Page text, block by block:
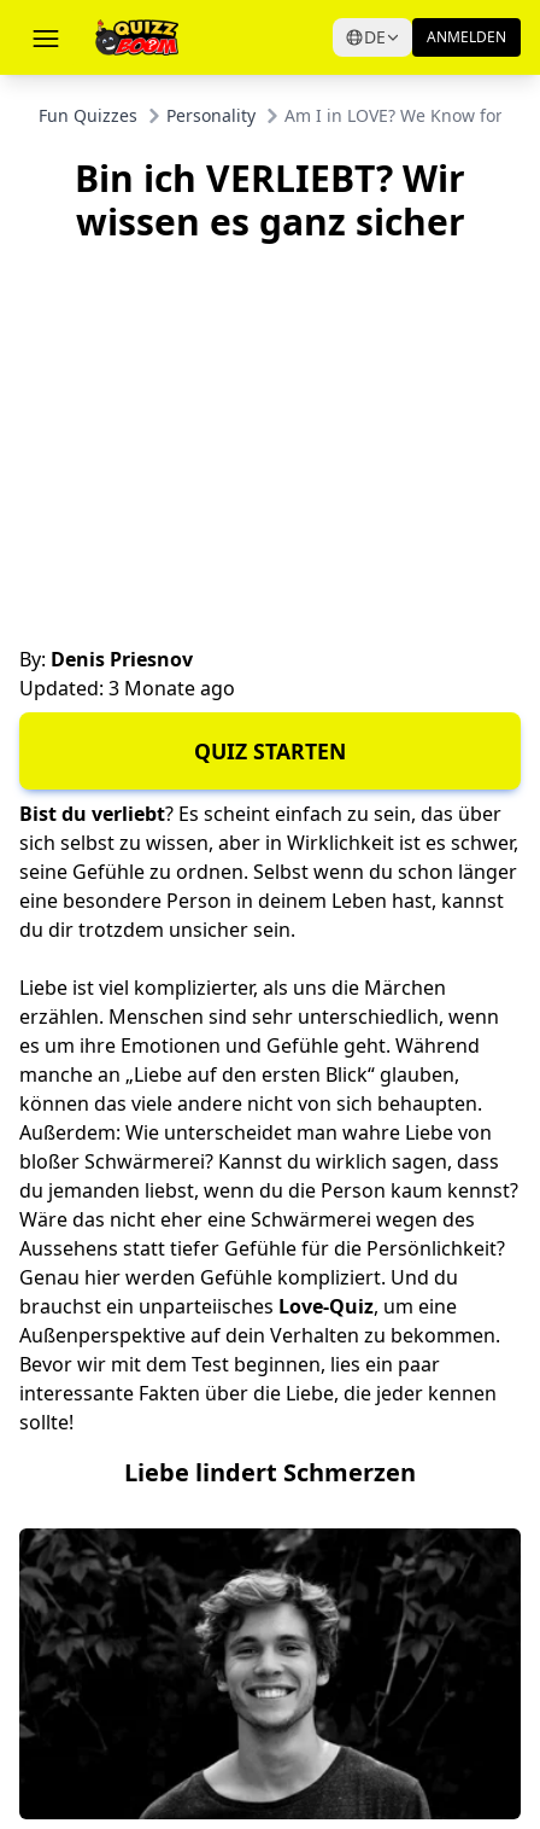
DE ANMELDEN
Fun Quizzes Personality Am I in LOVE? We Know for
Bin ich VERLIEBT? Wir
wissen es ganz sicher
By: Denis Priesnov
Updated: 3 Monate ago
QUIZ STARTEN
Bist du verliebt? Es scheint einfach zu sein, das über
sich selbst zu wissen, aber in Wirklichkeit ist es schwer,
seine Gefühle zu ordnen. Selbst wenn du schon länger
eine besondere Person in deinem Leben hast, kannst
du dir trotzdem unsicher sein.
Liebe ist viel komplizierter, als uns die Märchen
erzählen. Menschen sind sehr unterschiedlich, wenn
es um ihre Emotionen und Gefühle geht. Während
manche an „Liebe auf den ersten Blick“ glauben,
können das viele andere nicht von sich behaupten.
Außerdem: Wie unterscheidet man wahre Liebe von
bloßer Schwärmerei? Kannst du wirklich sagen, dass
du jemanden liebst, wenn du die Person kaum kennst?
Wäre das nicht eher eine Schwärmerei wegen des
Aussehens statt tiefer Gefühle für die Persönlichkeit?
Genau hier werden Gefühle kompliziert. Und du
brauchst ein unparteiisches Love-Quiz, um eine
Außenperspektive auf dein Verhalten zu bekommen.
Bevor wir mit dem Test beginnen, lies ein paar
interessante Fakten über die Liebe, die jeder kennen
sollte!
Liebe lindert Schmerzen